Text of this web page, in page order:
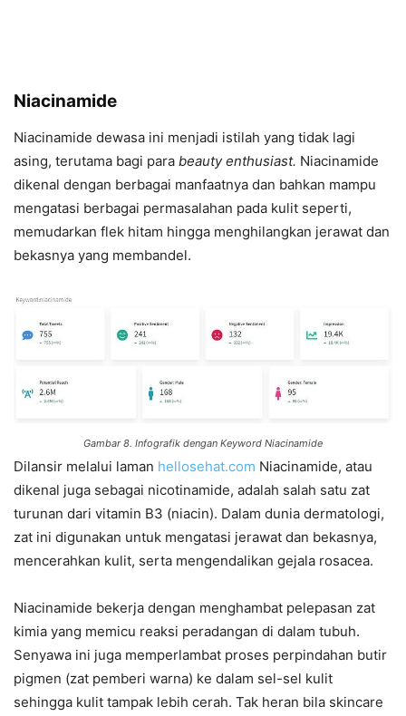
Niacinamide
Niacinamide dewasa ini menjadi istilah yang tidak lagi
asing, terutama bagi para beauty enthusiast. Niacinamide
dikenal dengan berbagai manfaatnya dan bahkan mampu
mengatasi berbagai permasalahan pada kulit seperti,
memudarkan flek hitam hingga menghilangkan jerawat dan
bekasnya yang membandel.
Gambar 8. Infografik dengan Keyword Niacinamide
Dilansir melalui laman hellosehat.com Niacinamide, atau
dikenal juga sebagai nicotinamide, adalah salah satu zat
turunan dari vitamin B3 (niacin). Dalam dunia dermatologi,
zat ini digunakan untuk mengatasi jerawat dan bekasnya,
mencerahkan kulit, serta mengendalikan gejala rosacea.
Niacinamide bekerja dengan menghambat pelepasan zat
kimia yang memicu reaksi peradangan di dalam tubuh.
Senyawa ini juga memperlambat proses perpindahan butir
pigmen (zat pemberi warna) ke dalam sel-sel kulit
sehingga kulit tampak lebih cerah. Tak heran bila skincare